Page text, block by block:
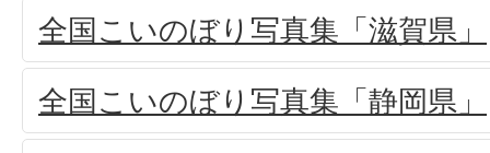
全国こいのぼり写真集「滋賀県」
全国こいのぼり写真集「静岡県」